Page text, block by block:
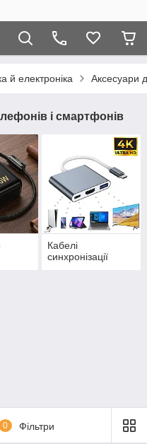
й електроніка Аксесуари
і смартфонів
Кабелі
синхронізації
0 Фільтри